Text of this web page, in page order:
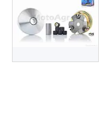
Акції
Політика